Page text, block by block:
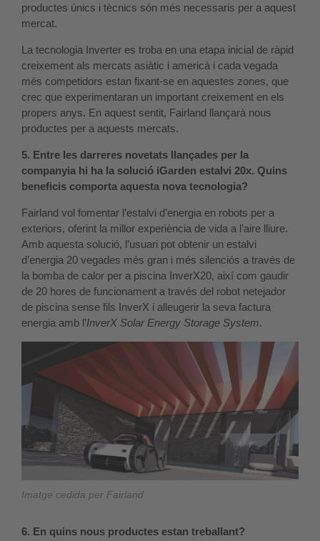
productes únics i tècnics són més necessaris per a aquest
mercat.
La tecnologia Inverter es troba en una etapa inicial de ràpid
creixement als mercats asiàtic i americà i cada vegada
més competidors estan fixant-se en aquestes zones, que
crec que experimentaran un important creixement en els
propers anys. En aquest sentit, Fairland llançarà nous
productes per a aquests mercats.
5. Entre les darreres novetats llançades per la
companyia hi ha la solució iGarden estalvi 20x. Quins
beneficis comporta aquesta nova tecnologia?
Fairland vol fomentar l’estalvi d’energia en robots per a
exteriors, oferint la millor experiència de vida a l’aire lliure.
Amb aquesta solució, l’usuari pot obtenir un estalvi
d’energia 20 vegades més gran i més silenciós a través de
la bomba de calor per a piscina InverX20, així com gaudir
de 20 hores de funcionament a través del robot netejador
de piscina sense fils InverX i alleugerir la seva factura
energia amb l’InverX Solar Energy Storage System.
Imatge cedida per Fairland
6. En quins nous productes estan treballant?